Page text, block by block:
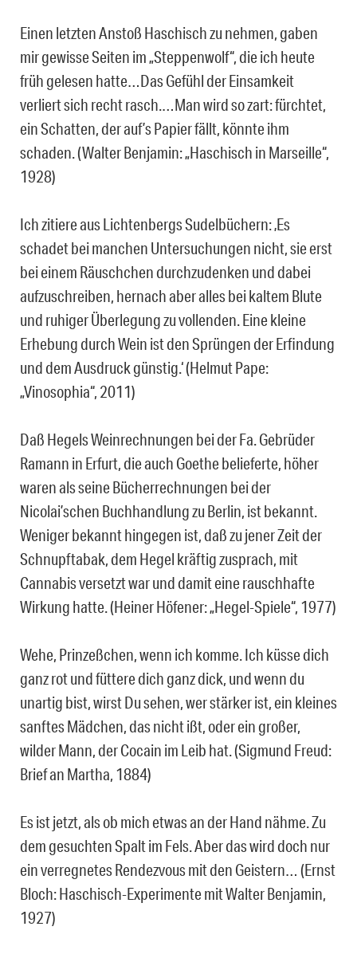
Einen letzten Anstoß Haschisch zu nehmen, gaben
mir gewisse Seiten im „Steppenwolf“, die ich heute
früh gelesen hatte…Das Gefühl der Einsamkeit
verliert sich recht rasch.…Man wird so zart: fürchtet,
ein Schatten, der auf’s Papier fällt, könnte ihm
schaden. (Walter Benjamin: „Haschisch in Marseille“,
1928)
Ich zitiere aus Lichtenbergs Sudelbüchern: ‚Es
schadet bei manchen Untersuchungen nicht, sie erst
bei einem Räuschchen durchzudenken und dabei
aufzuschreiben, hernach aber alles bei kaltem Blute
und ruhiger Überlegung zu vollenden. Eine kleine
Erhebung durch Wein ist den Sprüngen der Erfindung
und dem Ausdruck günstig.‘ (Helmut Pape:
„Vinosophia“, 2011)
Daß Hegels Weinrechnungen bei der Fa. Gebrüder
Ramann in Erfurt, die auch Goethe belieferte, höher
waren als seine Bücherrechnungen bei der
Nicolai’schen Buchhandlung zu Berlin, ist bekannt.
Weniger bekannt hingegen ist, daß zu jener Zeit der
Schnupftabak, dem Hegel kräftig zusprach, mit
Cannabis versetzt war und damit eine rauschhafte
Wirkung hatte. (Heiner Höfener: „Hegel-Spiele“, 1977)
Wehe, Prinzeßchen, wenn ich komme. Ich küsse dich
ganz rot und füttere dich ganz dick, und wenn du
unartig bist, wirst Du sehen, wer stärker ist, ein kleines
sanftes Mädchen, das nicht ißt, oder ein großer,
wilder Mann, der Cocain im Leib hat. (Sigmund Freud:
Brief an Martha, 1884)
Es ist jetzt, als ob mich etwas an der Hand nähme. Zu
dem gesuchten Spalt im Fels. Aber das wird doch nur
ein verregnetes Rendezvous mit den Geistern… (Ernst
Bloch: Haschisch-Experimente mit Walter Benjamin,
1927)